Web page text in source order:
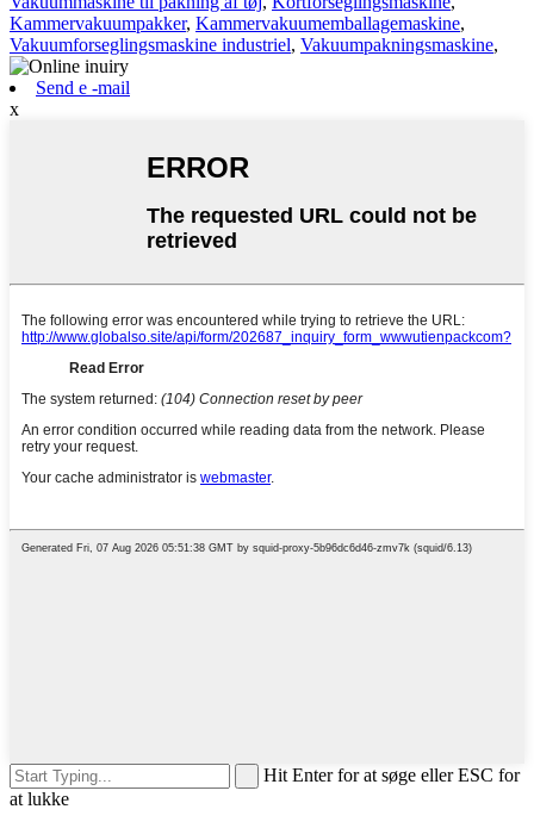
Kammervakuumpakker, Kammervakuumemballagemaskine,
Vakuumforseglingsmaskine industriel, Vakuumpakningsmaskine,
Send e -mail
x
Hit Enter for at søge eller ESC for
at lukke